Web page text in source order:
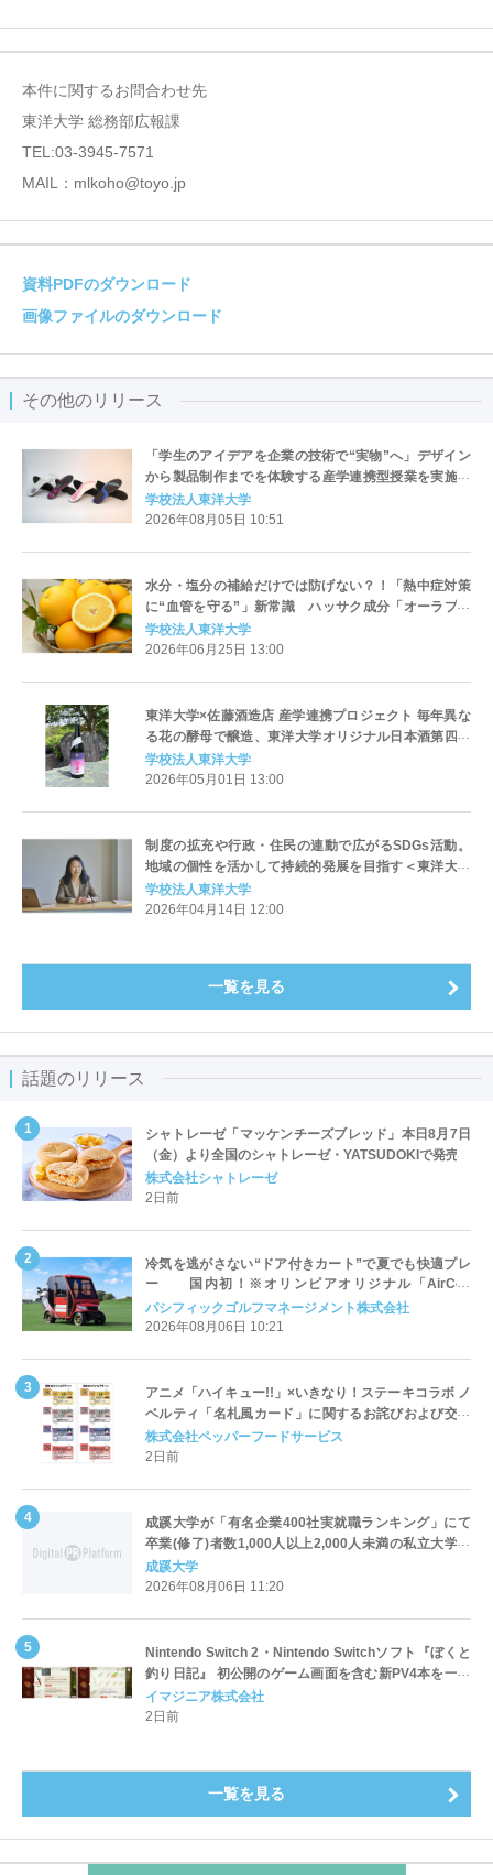
本件に関するお問合わせ先
東洋大学 総務部広報課
TEL:03-3945-7571
MAIL：mlkoho@toyo.jp
資料PDFのダウンロード
画像ファイルのダウンロード
その他のリリース
「学生のアイデアを企業の技術で“実物”へ」デザイン
から製品制作までを体験する産学連携型授業を実施～
人間工学・デザイン・ものづくりを融合した実践的な
学び～
学校法人東洋大学
2026年08月05日 10:51
水分・塩分の補給だけでは防げない？！「熱中症対策
に“血管を守る”」新常識 ハッサク成分「オーラプテ
ン」で熱中症対策東洋大学が世界初の発見！
学校法人東洋大学
2026年06月25日 13:00
東洋大学×佐藤酒造店 産学連携プロジェクト 毎年異な
る花の酵母で醸造、東洋大学オリジナル日本酒第四弾
「越生梅林 エスティNo.4」発売開始
学校法人東洋大学
2026年05月01日 13:00
制度の拡充や行政・住民の連動で広がるSDGs活動。
地域の個性を活かして持続的発展を目指す＜東洋大学
SDGs NewsLetter Vol.45＞
学校法人東洋大学
2026年04月14日 12:00
一覧を見る
話題のリリース
シャトレーゼ「マッケンチーズブレッド」本日8月7日
（金）より全国のシャトレーゼ・YATSUDOKIで発売
株式会社シャトレーゼ
2日前
冷気を逃がさない“ドア付きカート”で夏でも快適プレ
ー 国内初！※オリンピアオリジナル「AirCon
Cart（エアコンカート）」導入 | ＰＧＭ
パシフィックゴルフマネージメント株式会社
2026年08月06日 10:21
アニメ「ハイキュー!!」×いきなり！ステーキコラボ ノ
ベルティ「名札風カード」に関するお詫びおよび交換
対応についてのご案内
株式会社ペッパーフードサービス
2日前
成蹊大学が「有名企業400社実就職ランキング」にて
卒業(修了)者数1,000人以上2,000人未満の私立大学で
全国第1位を獲得！～実就職率は26.5%（前年比＋
4.3pt）に伸長、東京の私立大学でも10位にランクイン
成蹊大学
2026年08月06日 11:20
Nintendo Switch 2・Nintendo Switchソフト『ぼくと
釣り日記』 初公開のゲーム画面を含む新PV4本を一挙
公開！
イマジニア株式会社
2日前
一覧を見る